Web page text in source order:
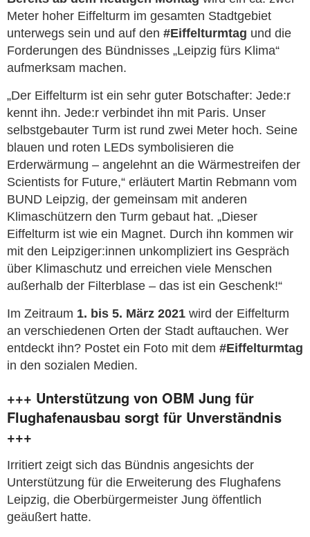
Meter hoher Eiffelturm im gesamten Stadtgebiet
unterwegs sein und auf den #Eiffelturmtag und die
Forderungen des Bündnisses „Leipzig fürs Klima“
aufmerksam machen.
„Der Eiffelturm ist ein sehr guter Botschafter: Jede:r
kennt ihn. Jede:r verbindet ihn mit Paris. Unser
selbstgebauter Turm ist rund zwei Meter hoch. Seine
blauen und roten LEDs symbolisieren die
Erderwärmung – angelehnt an die Wärmestreifen der
Scientists for Future,“ erläutert Martin Rebmann vom
BUND Leipzig, der gemeinsam mit anderen
Klimaschützern den Turm gebaut hat. „Dieser
Eiffelturm ist wie ein Magnet. Durch ihn kommen wir
mit den Leipziger:innen unkompliziert ins Gespräch
über Klimaschutz und erreichen viele Menschen
außerhalb der Filterblase – das ist ein Geschenk!“
Im Zeitraum 1. bis 5. März 2021 wird der Eiffelturm
an verschiedenen Orten der Stadt auftauchen. Wer
entdeckt ihn? Postet ein Foto mit dem #Eiffelturmtag
in den sozialen Medien.
+++ Unterstützung von OBM Jung für
Flughafenausbau sorgt für Unverständnis
+++
Irritiert zeigt sich das Bündnis angesichts der
Unterstützung für die Erweiterung des Flughafens
Leipzig, die Oberbürgermeister Jung öffentlich
geäußert hatte.